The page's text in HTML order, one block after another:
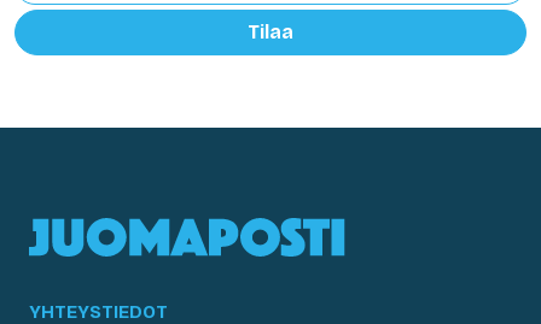
Tilaa
YHTEYSTIEDOT